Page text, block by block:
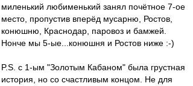
миленький любименький занял почётное 7-ое
место, пропустив вперёд мусарню, Ростов,
конюшню, Краснодар, паровоз и бамжей.
Нонче мы 5-ые...конюшня и Ростов ниже :-)
P.S. с 1-ым "Золотым Кабаном" была грустная
история, но со счастливым концом. Не для